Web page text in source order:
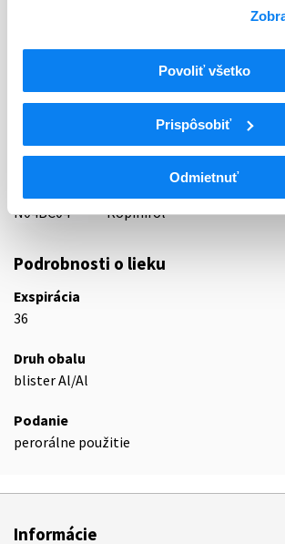
Povoliť všetko
Prispôsobiť
Odmietnuť
Indikačná skupina
27 - ANTIPARKINSONICA
ATC
Centrálna nervová sústava
N04
Antiparkinsoniká
Dopamínergické liečivá
N04BC04
Ropinirol
Podrobnosti o lieku
Exspirácia
36
Druh obalu
blister Al/Al
Podanie
perorálne použitie
Informácie